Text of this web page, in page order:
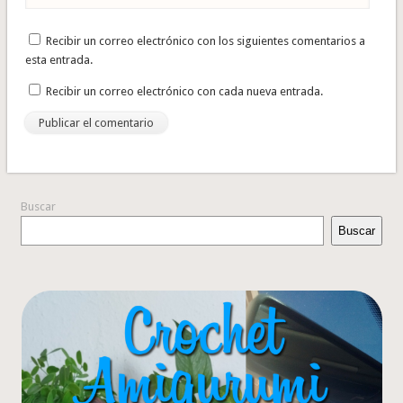
Recibir un correo electrónico con los siguientes comentarios a
esta entrada.
Recibir un correo electrónico con cada nueva entrada.
Buscar
Buscar